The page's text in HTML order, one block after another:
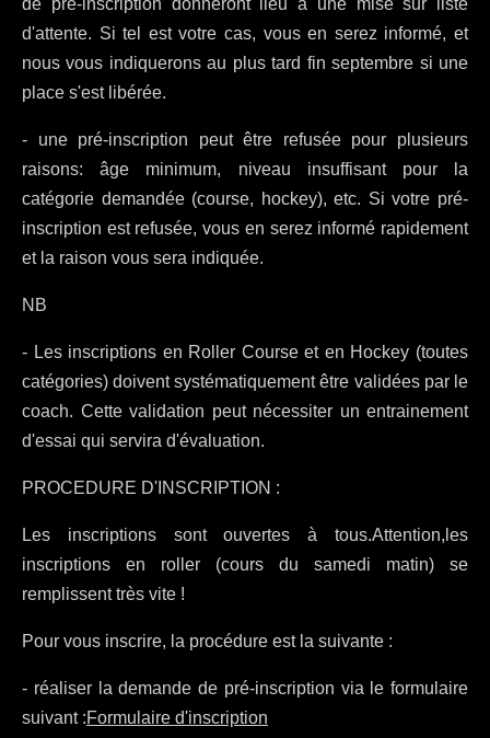
de pré-inscription donneront lieu à une mise sur liste
d'attente. Si tel est votre cas, vous en serez informé, et
nous vous indiquerons au plus tard fin septembre si une
place s'est libérée.
- une pré-inscription peut être refusée pour plusieurs
raisons: âge minimum, niveau insuffisant pour la
catégorie demandée (course, hockey), etc. Si votre pré-
inscription est refusée, vous en serez informé rapidement
et la raison vous sera indiquée.
NB
- Les inscriptions en Roller Course et en Hockey (toutes
catégories) doivent systématiquement être validées par le
coach. Cette validation peut nécessiter un entrainement
d'essai qui servira d'évaluation.
PROCEDURE D'INSCRIPTION :
Les inscriptions sont ouvertes à tous.Attention, les
inscriptions en roller (cours du samedi matin) se
remplissent très vite !
Pour vous inscrire, la procédure est la suivante :
- réaliser la demande de pré-inscription via le formulaire
suivant :Formulaire d'inscription